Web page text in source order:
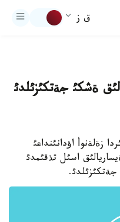
ق ز
ةشكئ جةتكئزئلدئ
زةلةنوأ اؤدانئنداعئ
اسئل تذقئمدئ